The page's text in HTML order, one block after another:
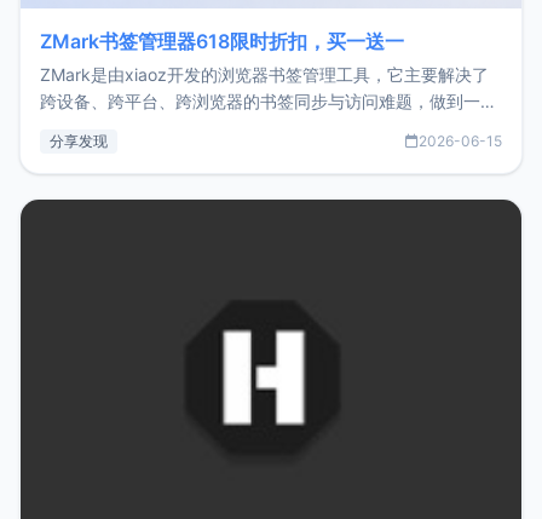
ZMark书签管理器618限时折扣，买一送一
ZMark是由xiaoz开发的浏览器书签管理工具，它主要解决了
跨设备、跨平台、跨浏览器的书签同步与访问难题，做到一处
用，让管理更高效。ZMark官网地址：
分享发现 2026-06-15